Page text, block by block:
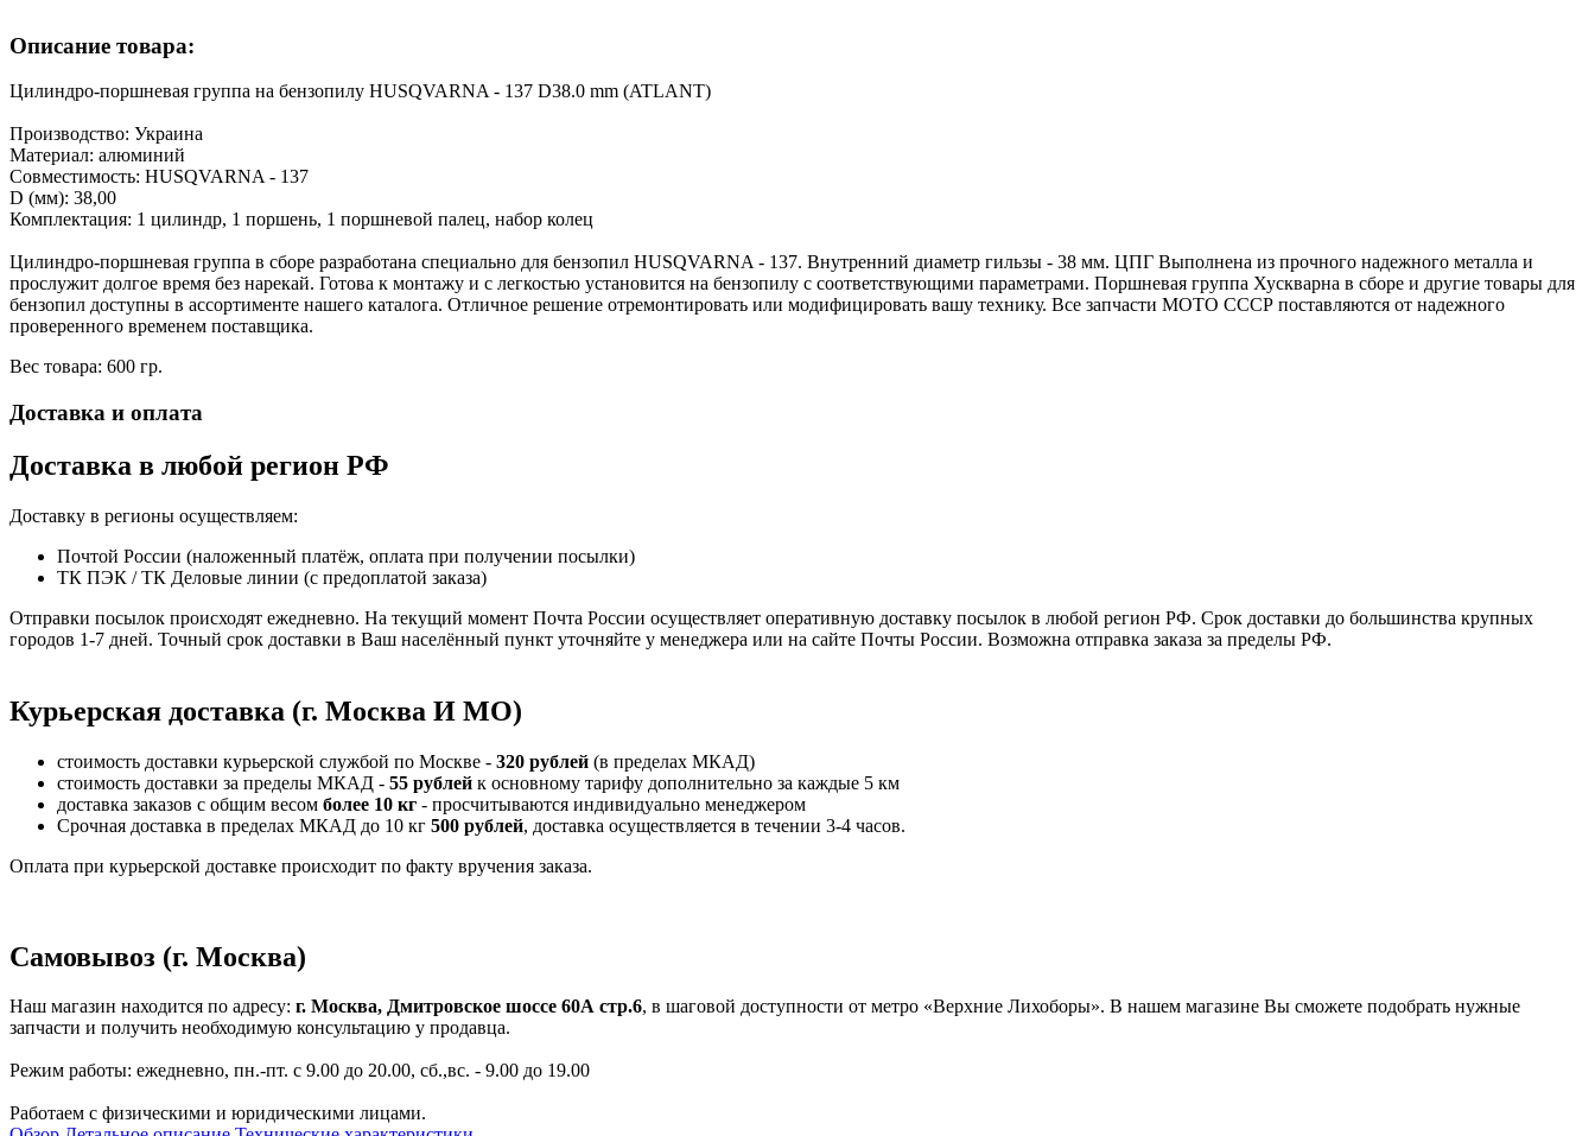
Описание товара:
Цилиндро-поршневая группа на бензопилу HUSQVARNA - 137 D38.0 mm (ATLANT)
Производство: Украина
Материал: алюминий
Совместимость: HUSQVARNA - 137
D (мм): 38,00
Комплектация: 1 цилиндр, 1 поршень, 1 поршневой палец, набор колец
Цилиндро-поршневая группа в сборе разработана специально для бензопил HUSQVARNA - 137. Внутренний диаметр гильзы - 38 мм. ЦПГ Выполнена из прочного надежного металла и
прослужит долгое время без нарекай. Готова к монтажу и с легкостью установится на бензопилу с соответствующими параметрами. Поршневая группа Хускварна в сборе и другие товары для
бензопил доступны в ассортименте нашего каталога. Отличное решение отремонтировать или модифицировать вашу технику. Все запчасти МОТО СССР поставляются от надежного
проверенного временем поставщика.
Вес товара: 600 гр.
Доставка и оплата
Доставка в любой регион РФ
Доставку в регионы осуществляем:
Почтой России (наложенный платёж, оплата при получении посылки)
ТК ПЭК / ТК Деловые линии (с предоплатой заказа)
Отправки посылок происходят ежедневно. На текущий момент Почта России осуществляет оперативную доставку посылок в любой регион РФ. Срок доставки до большинства крупных
городов 1-7 дней. Точный срок доставки в Ваш населённый пункт уточняйте у менеджера или на сайте Почты России. Возможна отправка заказа за пределы РФ.
Курьерская доставка (г. Москва И МО)
стоимость доставки курьерской службой по Москве - 320 рублей (в пределах МКАД)
стоимость доставки за пределы МКАД - 55 рублей к основному тарифу дополнительно за каждые 5 км
доставка заказов с общим весом более 10 кг - просчитываются индивидуально менеджером
Срочная доставка в пределах МКАД до 10 кг 500 рублей, доставка осуществляется в течении 3-4 часов.
Оплата при курьерской доставке происходит по факту вручения заказа.
Самовывоз (г. Москва)
Наш магазин находится по адресу: г. Москва, Дмитровское шоссе 60А стр.6, в шаговой доступности от метро «Верхние Лихоборы». В нашем магазине Вы сможете подобрать нужные
запчасти и получить необходимую консультацию у продавца.
Режим работы: ежедневно, пн.-пт. с 9.00 до 20.00, сб.,вс. - 9.00 до 19.00
Работаем с физическими и юридическими лицами.